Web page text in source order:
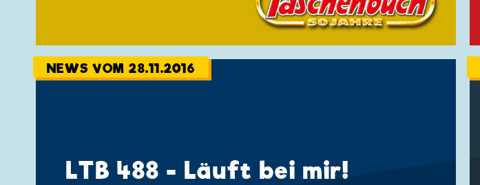
NEWS VOM 28.11.2016
LTB 488 - Läuft bei mir!